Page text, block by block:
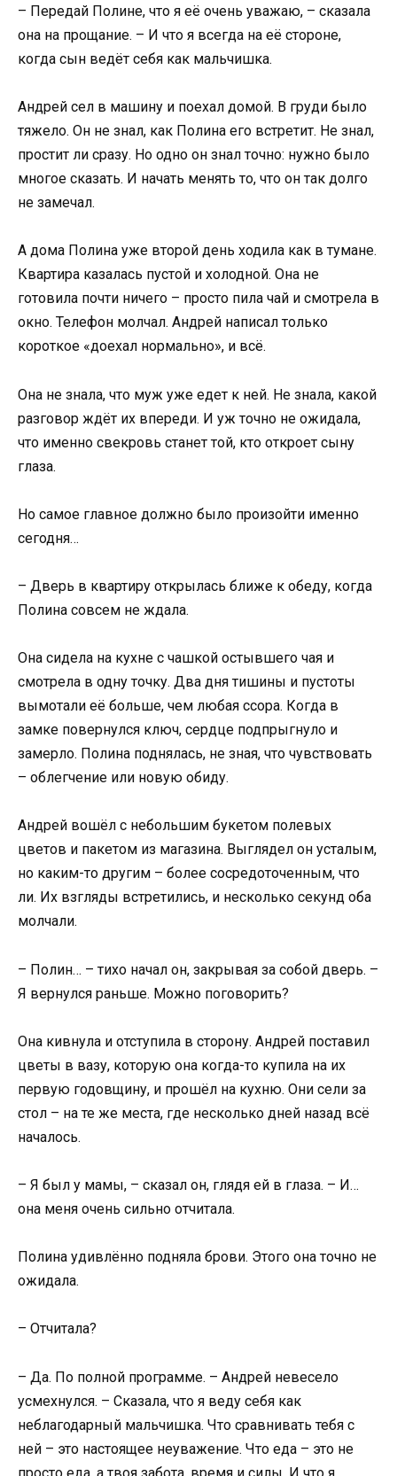
– Передай Полине, что я её очень уважаю, – сказала
она на прощание. – И что я всегда на её стороне,
когда сын ведёт себя как мальчишка.
Андрей сел в машину и поехал домой. В груди было
тяжело. Он не знал, как Полина его встретит. Не знал,
простит ли сразу. Но одно он знал точно: нужно было
многое сказать. И начать менять то, что он так долго
не замечал.
А дома Полина уже второй день ходила как в тумане.
Квартира казалась пустой и холодной. Она не
готовила почти ничего – просто пила чай и смотрела в
окно. Телефон молчал. Андрей написал только
короткое «доехал нормально», и всё.
Она не знала, что муж уже едет к ней. Не знала, какой
разговор ждёт их впереди. И уж точно не ожидала,
что именно свекровь станет той, кто откроет сыну
глаза.
Но самое главное должно было произойти именно
сегодня…
– Дверь в квартиру открылась ближе к обеду, когда
Полина совсем не ждала.
Она сидела на кухне с чашкой остывшего чая и
смотрела в одну точку. Два дня тишины и пустоты
вымотали её больше, чем любая ссора. Когда в
замке повернулся ключ, сердце подпрыгнуло и
замерло. Полина поднялась, не зная, что чувствовать
– облегчение или новую обиду.
Андрей вошёл с небольшим букетом полевых
цветов и пакетом из магазина. Выглядел он усталым,
но каким-то другим – более сосредоточенным, что
ли. Их взгляды встретились, и несколько секунд оба
молчали.
– Полин… – тихо начал он, закрывая за собой дверь. –
Я вернулся раньше. Можно поговорить?
Она кивнула и отступила в сторону. Андрей поставил
цветы в вазу, которую она когда-то купила на их
первую годовщину, и прошёл на кухню. Они сели за
стол – на те же места, где несколько дней назад всё
началось.
– Я был у мамы, – сказал он, глядя ей в глаза. – И…
она меня очень сильно отчитала.
Полина удивлённо подняла брови. Этого она точно не
ожидала.
– Отчитала?
– Да. По полной программе. – Андрей невесело
усмехнулся. – Сказала, что я веду себя как
неблагодарный мальчишка. Что сравнивать тебя с
ней – это настоящее неуважение. Что еда – это не
просто еда, а твоя забота, время и силы. И что я